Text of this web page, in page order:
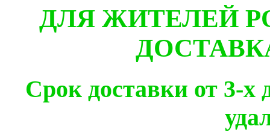
ДЛЯ ЖИТЕЛЕЙ
Срок доставки от 3-х